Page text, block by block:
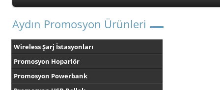
Aydın Promosyon Ürünleri
Wireless Şarj İstasyonları
Promosyon Hoparlör
Promosyon Powerbank